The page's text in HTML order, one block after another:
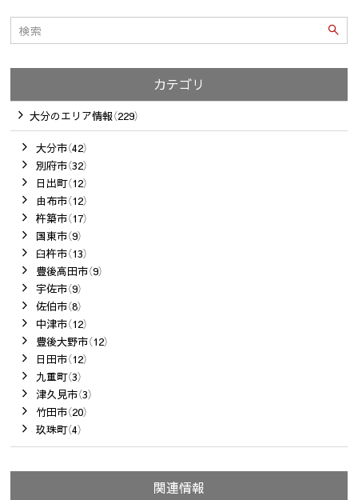
カテゴリ
大分のエリア情報（229）
大分市（42）
別府市（32）
日出町（12）
由布市（12）
杵築市（17）
国東市（9）
臼杵市（13）
豊後高田市（9）
宇佐市（9）
佐伯市（8）
中津市（12）
豊後大野市（12）
日田市（12）
九重町（3）
津久見市（3）
竹田市（20）
玖珠町（4）
関連情報